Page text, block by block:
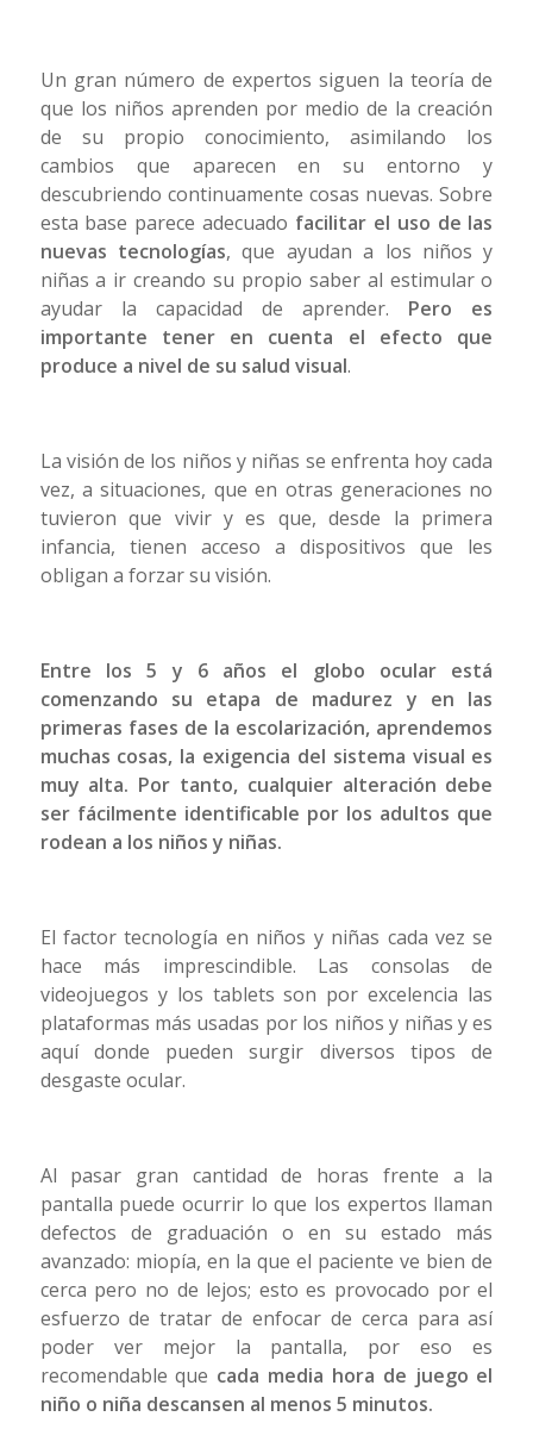
Un gran número de expertos siguen la teoría de
que los niños aprenden por medio de la creación
de su propio conocimiento, asimilando los
cambios que aparecen en su entorno y
descubriendo continuamente cosas nuevas. Sobre
esta base parece adecuado facilitar el uso de las
nuevas tecnologías, que ayudan a los niños y
niñas a ir creando su propio saber al estimular o
ayudar la capacidad de aprender. Pero es
importante tener en cuenta el efecto que
produce a nivel de su salud visual.
La visión de los niños y niñas se enfrenta hoy cada
vez, a situaciones, que en otras generaciones no
tuvieron que vivir y es que, desde la primera
infancia, tienen acceso a dispositivos que les
obligan a forzar su visión.
Entre los 5 y 6 años el globo ocular está
comenzando su etapa de madurez y en las
primeras fases de la escolarización, aprendemos
muchas cosas, la exigencia del sistema visual es
muy alta. Por tanto, cualquier alteración debe
ser fácilmente identificable por los adultos que
rodean a los niños y niñas.
El factor tecnología en niños y niñas cada vez se
hace más imprescindible. Las consolas de
videojuegos y los tablets son por excelencia las
plataformas más usadas por los niños y niñas y es
aquí donde pueden surgir diversos tipos de
desgaste ocular.
Al pasar gran cantidad de horas frente a la
pantalla puede ocurrir lo que los expertos llaman
defectos de graduación o en su estado más
avanzado: miopía, en la que el paciente ve bien de
cerca pero no de lejos; esto es provocado por el
esfuerzo de tratar de enfocar de cerca para así
poder ver mejor la pantalla, por eso es
recomendable que cada media hora de juego el
niño o niña descansen al menos 5 minutos.